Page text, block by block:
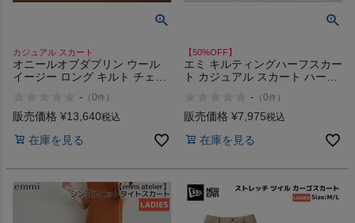
カジュアル スカート
オニールオブダブリン ウール
イージー ロング キルト チェッ
ート カジュアル ロング丈 巻き
スカート プリーツ トラッド 定
LONG KILT 5083 アウトレット
- （0件 ）
販売価格 ¥13,640税込
在庫を見る
【50%OFF】
エミ キルティングハーフスカー
ト カジュアル スカート ハーフ
ーパンツ付き emmi atelier アウ
トレット セール
- （0件 ）
販売価格 ¥7,975税込
在庫を見る